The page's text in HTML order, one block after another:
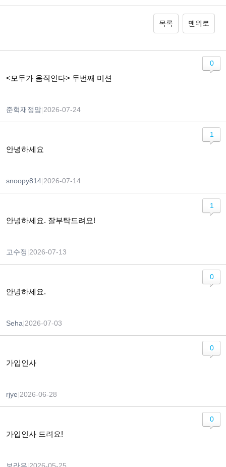
목록 맨위로
<모두가 움직인다> 두번째 미션
준혁재정맘 2026-07-24
0
안녕하세요
snoopy814 2026-07-14
1
안녕하세요. 잘부탁드려요!
고수정 2026-07-13
1
안녕하세요.
Seha 2026-07-03
0
가입인사
rjye 2026-06-28
0
가입인사 드려요!
0